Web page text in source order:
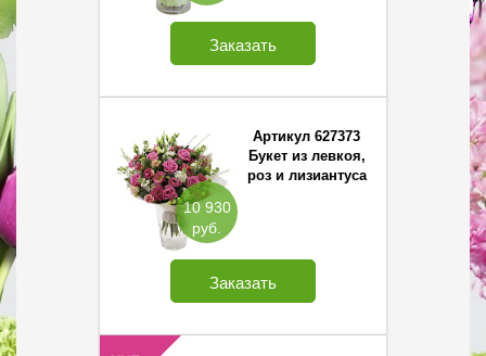
Заказать
10 930
руб.
Артикул 627373
Букет из левкоя,
роз и лизиантуса
Заказать